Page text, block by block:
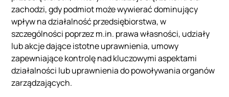
zachodzi, gdy podmiot może wywierać dominujący
wpływ na działalność przedsiębiorstwa, w
szczególności poprzez m.in. prawa własności, udziały
lub akcje dające istotne uprawnienia, umowy
zapewniające kontrolę nad kluczowymi aspektami
działalności lub uprawnienia do powoływania organów
zarządzających.